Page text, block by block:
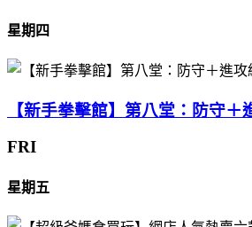
星期四
【新手拳擊館】第八堂：防守＋
FRI
星期五